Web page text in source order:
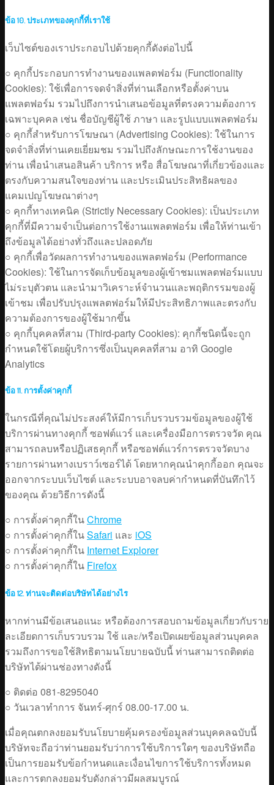
ข้อ 10. ประเภทของคุกกี้ที่เราใช้
เว็บไซต์ของเราประกอบไปด้วยคุกกี้ดังต่อไปนี้
○ คุกกี้ประกอบการทำงานของแพลตฟอร์ม (Functionality
Cookies): ใช้เพื่อการจดจำสิ่งที่ท่านเลือกหรือตั้งค่าบน
แพลตฟอร์ม รวมไปถึงการนำเสนอข้อมูลที่ตรงความต้องการ
เฉพาะบุคคล เช่น ชื่อบัญชีผู้ใช้ ภาษา และรูปแบบแพลตฟอร์ม
○ คุกกี้สำหรับการโฆษณา (Advertising Cookies): ใช้ในการ
จดจำสิ่งที่ท่านเคยเยี่ยมชม รวมไปถึงลักษณะการใช้งานของ
ท่าน เพื่อนำเสนอสินค้า บริการ หรือ สื่อโฆษณาที่เกี่ยวข้องและ
ตรงกับความสนใจของท่าน และประเมินประสิทธิผลของ
แคมเปญโฆษณาต่างๆ
○ คุกกี้ทางเทคนิค (Strictly Necessary Cookies): เป็นประเภท
คุกกี้ที่มีความจำเป็นต่อการใช้งานแพลตฟอร์ม เพื่อให้ท่านเข้า
ถึงข้อมูลได้อย่างทั่วถึงและปลอดภัย
○ คุกกี้เพื่อวัดผลการทำงานของแพลตฟอร์ม (Performance
Cookies): ใช้ในการจัดเก็บข้อมูลของผู้เข้าชมแพลตฟอร์มแบบ
ไม่ระบุตัวตน และนำมาวิเคราะห์จำนวนและพฤติกรรมของผู้
เข้าชม เพื่อปรับปรุงแพลตฟอร์มให้มีประสิทธิภาพและตรงกับ
ความต้องการของผู้ใช้มากขึ้น
○ คุกกี้บุคคลที่สาม (Third-party Cookies): คุกกี้ชนิดนี้จะถูก
กำหนดใช้โดยผู้บริการซึ่งเป็นบุคคลที่สาม อาทิ Google
Analytics
ข้อ 11. การตั้งค่าคุกกี้
ในกรณีที่คุณไม่ประสงค์ให้มีการเก็บรวบรวมข้อมูลของผู้ใช้
บริการผ่านทางคุกกี้ ซอฟต์แวร์ และเครื่องมือการตรวจวัด คุณ
สามารถลบหรือปฏิเสธคุกกี้ หรือซอฟต์แวร์การตรวจวัดบาง
รายการผ่านทางเบราว์เซอร์ได้ โดยหากคุณนำคุกกี้ออก คุณจะ
ออกจากระบบเว็บไซต์ และระบบอาจลบค่ากำหนดที่บันทึกไว้
ของคุณ ด้วยวิธีการดังนี้
○ การตั้งค่าคุกกี้ในChrome
○ การตั้งค่าคุกกี้ในSafari และ iOS
○ การตั้งค่าคุกกี้ใน Internet Explorer
○ การตั้งค่าคุกกี้ใน Firefox
ข้อ 12. ท่านจะติดต่อบริษัทได้อย่างไร
หากท่านมีข้อเสนอแนะ หรือต้องการสอบถามข้อมูลเกี่ยวกับราย
ละเอียดการเก็บรวบรวม ใช้ และ/หรือเปิดเผยข้อมูลส่วนบุคคล
รวมถึงการขอใช้สิทธิตามนโยบายฉบับนี้ ท่านสามารถติดต่อ
บริษัทได้ผ่านช่องทางดังนี้
○ ติดต่อ 081-8295040
○ วันเวลาทำการ จันทร์-ศุกร์ 08.00-17.00 น.
เมื่อคุณตกลงยอมรับนโยบายคุ้มครองข้อมูลส่วนบุคคลฉบับนี้
บริษัทจะถือว่าท่านยอมรับว่าการใช้บริการใดๆ ของบริษัทถือ
เป็นการยอมรับข้อกำหนดและเงื่อนไขการใช้บริการทั้งหมด
และการตกลงยอมรับดังกล่าวมีผลสมบูรณ์